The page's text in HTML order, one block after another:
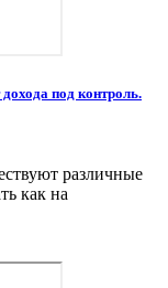
под контроль.
различные
как на